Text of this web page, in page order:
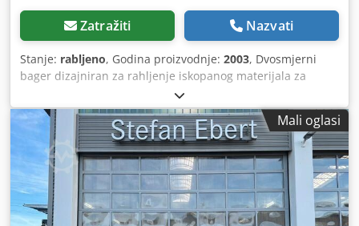
Zatražiti Nazvati
Stanje: rabljeno, Godina proizvodnje: 2003, Dvosmjerni
bager dizajniran za rahljenje iskopanog materijala za
skladištenje ili transport. Codpohutkfefx Aagorf Stroj se
koristi u sljedećim radovima: - na željezničkim i
tramvajskim prugama - održavanje i radovi uz prugu -
zemljani i cestovni radovi Proizvođač: ATLAS Model: 1604
KZW Godina proizvodnje: 2003 Masa praznog vozila: 22.000
kg Dimenzije: 5,9x2,5 m, v: 3,0 m Snaga motora: 90 kW
Oprema: - klima uređaj - Webasto grijanje - tri puta
slomljena ruka - prednja i stražnja kuka - dodatni izlaz za
Mali oglasi